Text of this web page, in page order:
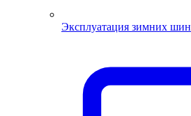
Эксплуатация зимних шин